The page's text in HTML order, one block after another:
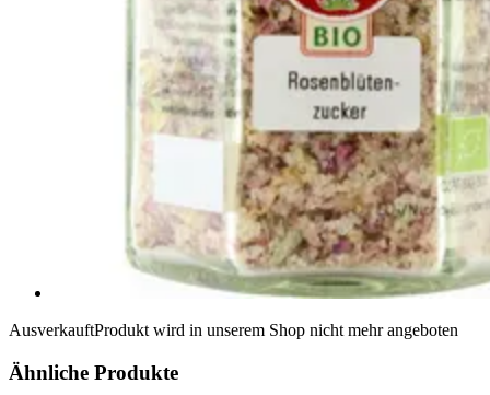
AusverkauftProdukt wird in unserem Shop nicht mehr angeboten
Ähnliche Produkte